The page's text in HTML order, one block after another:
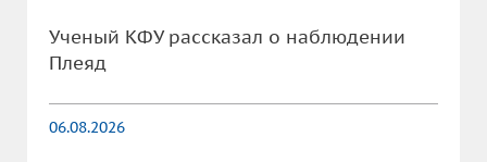
Ученый КФУ рассказал о наблюдении
Плеяд
06.08.2026